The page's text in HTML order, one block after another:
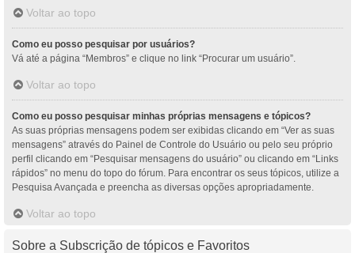
Voltar ao topo
Como eu posso pesquisar por usuários?
Vá até a página “Membros” e clique no link “Procurar um usuário”.
Voltar ao topo
Como eu posso pesquisar minhas próprias mensagens e tópicos?
As suas próprias mensagens podem ser exibidas clicando em “Ver as suas
mensagens” através do Painel de Controle do Usuário ou pelo seu próprio
perfil clicando em “Pesquisar mensagens do usuário” ou clicando em “Links
rápidos” no menu do topo do fórum. Para encontrar os seus tópicos, utilize a
Pesquisa Avançada e preencha as diversas opções apropriadamente.
Voltar ao topo
Sobre a Subscrição de tópicos e Favoritos